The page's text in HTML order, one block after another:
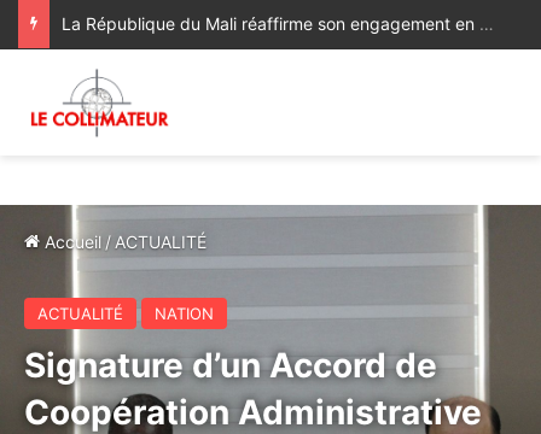
La République du Mali réaffirme son engagement en faveur de l’Initiative de Sa Majesté le Roi Mohammed VI visant à favoriser l’accès des pays du Sahel à l’Océan Atlantique
Accueil / ACTUALITÉ
ACTUALITÉ NATION
Signature d’un Accord de
Coopération Administrative